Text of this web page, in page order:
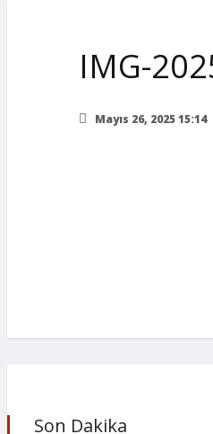
IMG-
Mayıs 26, 2025 15:14
Son Dakika